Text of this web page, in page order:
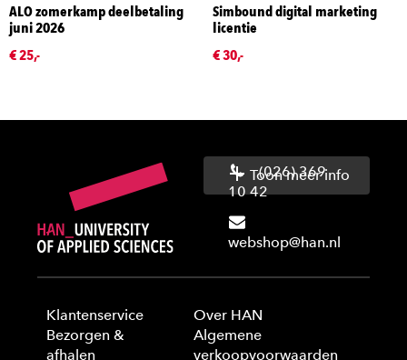
ALO zomerkamp deelbetaling
juni 2026
€ 25,-
Simbound digital marketing
licentie
€ 30,-
(026) 369
10 42
webshop@han.nl
Toon meer info
Klantenservice
Bezorgen &
afhalen
Over HAN
Algemene
verkoopvoorwaarden